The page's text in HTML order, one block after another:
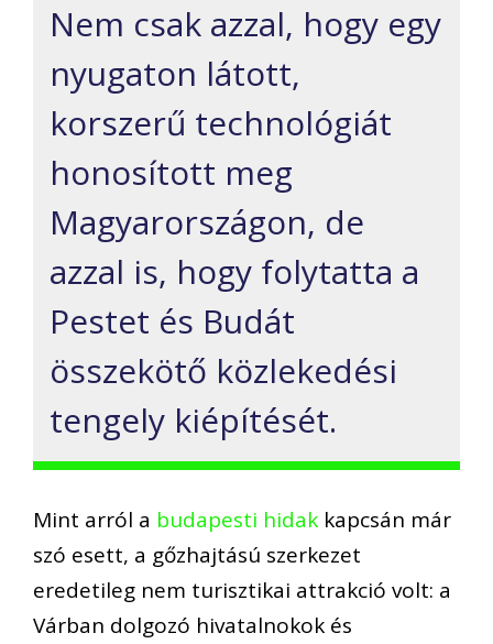
Nem csak azzal, hogy egy
nyugaton látott,
korszerű technológiát
honosított meg
Magyarországon, de
azzal is, hogy folytatta a
Pestet és Budát
összekötő közlekedési
tengely kiépítését.
Mint arról a budapesti hidak kapcsán már
szó esett, a gőzhajtású szerkezet
eredetileg nem turisztikai attrakció volt: a
Várban dolgozó hivatalnokok és